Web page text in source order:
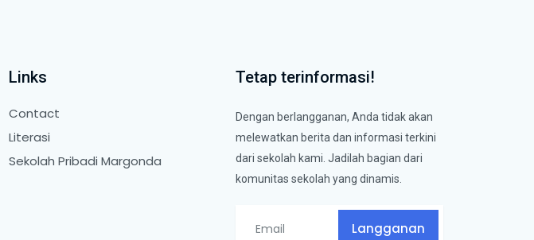
Links
Contact
Literasi
Sekolah Pribadi Margonda
Tetap terinformasi!
Dengan berlangganan, Anda tidak akan
melewatkan berita dan informasi terkini
dari sekolah kami. Jadilah bagian dari
komunitas sekolah yang dinamis.
Langganan